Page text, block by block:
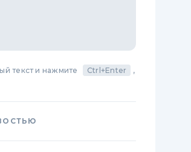
текст и нажмите Ctrl+Enter
,